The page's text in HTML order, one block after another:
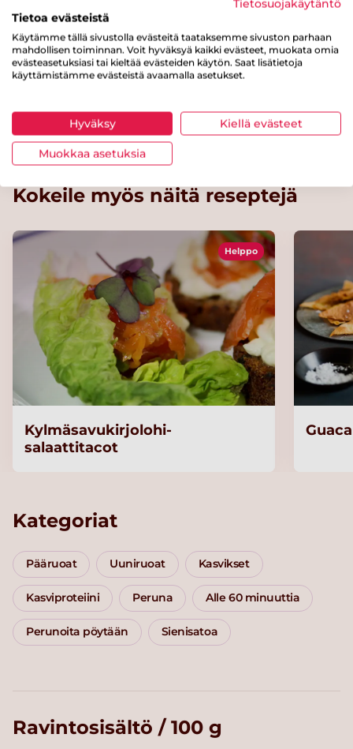
Muunnos
Varmista, että käyttämäsi soijarouhe ja
sopii myös keliaakikoille.
Kokeile myös näitä reseptejä
Helppo
Kylmäsavukirjolohi-
salaattitacot
Kategoriat
Pääruoat Uuniruoat Kasvikset
Kasviproteiini Peruna Alle 60 minuuttia
Perunoita pöytään Sienisatoa
Ravintosisältö / 100 g
Tietosuojakäytäntö
Tietoa evästeistä
Käytämme tällä sivustolla evästeitä taataksemme sivuston parhaan
mahdollisen toiminnan. Voit hyväksyä kaikki evästeet, muokata omia
evästeasetuksiasi tai kieltää evästeiden käytön. Saat lisätietoja
käyttämistämme evästeistä avaamalla asetukset.
Hyväksy Kiellä evästeet
Muokkaa asetuksia